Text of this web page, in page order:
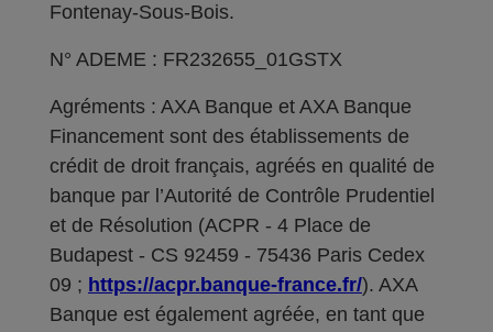
Fontenay-Sous-Bois.
N° ADEME : FR232655_01GSTX
Agréments : AXA Banque et AXA Banque
Financement sont des établissements de
crédit de droit français, agréés en qualité de
banque par l’Autorité de Contrôle Prudentiel
et de Résolution (ACPR - 4 Place de
Budapest - CS 92459 - 75436 Paris Cedex
09 ; https://acpr.banque-france.fr/). AXA
Banque est également agréée, en tant que